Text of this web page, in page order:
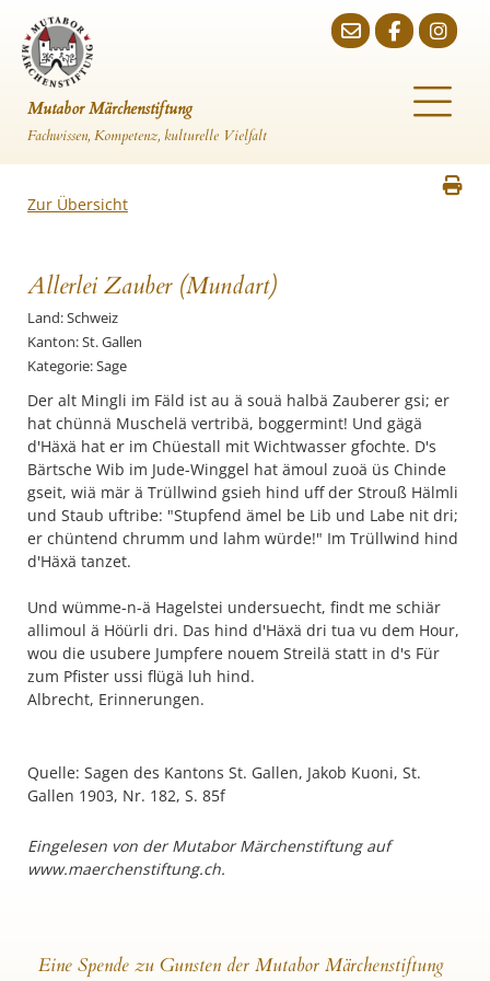
Mutabor Märchenstiftung
Fachwissen, Kompetenz, kulturelle Vielfalt
Zur Übersicht
Allerlei Zauber (Mundart)
Land: Schweiz
Kanton: St. Gallen
Kategorie: Sage
Der alt Mingli im Fäld ist au ä souä halbä Zauberer gsi; er
hat chünnä Muschelä vertribä, boggermint! Und gägä
d'Häxä hat er im Chüestall mit Wichtwasser gfochte. D's
Bärtsche Wib im Jude-Winggel hat ämoul zuoä üs Chinde
gseit, wiä mär ä Trüllwind gsieh hind uff der Strouß Hälmli
und Staub uftribe: "Stupfend ämel be Lib und Labe nit dri;
er chüntend chrumm und lahm würde!" Im Trüllwind hind
d'Häxä tanzet.
Und wümme-n-ä Hagelstei undersuecht, findt me schiär
allimoul ä Höürli dri. Das hind d'Häxä dri tua vu dem Hour,
wou die usubere Jumpfere nouem Streilä statt in d's Für
zum Pfister ussi flügä luh hind.
Albrecht, Erinnerungen.
Quelle: Sagen des Kantons St. Gallen, Jakob Kuoni, St.
Gallen 1903, Nr. 182, S. 85f
Eingelesen von der Mutabor Märchenstiftung auf
www.maerchenstiftung.ch.
Eine Spende zu Gunsten der Mutabor Märchenstiftung